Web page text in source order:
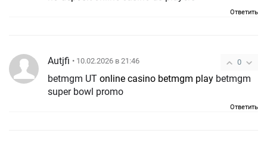
Ответить
0
Autjfi • 10.02.2026 в 21:46
betmgm UT online casino betmgm play betmgm
super bowl promo
Ответить